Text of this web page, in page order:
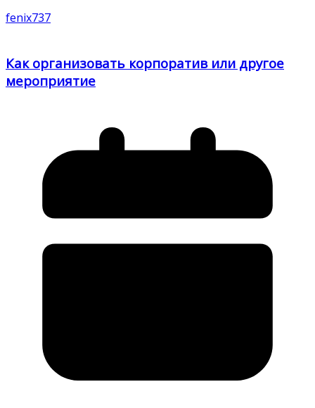
fenix737
Как организовать корпоратив или другое
мероприятие